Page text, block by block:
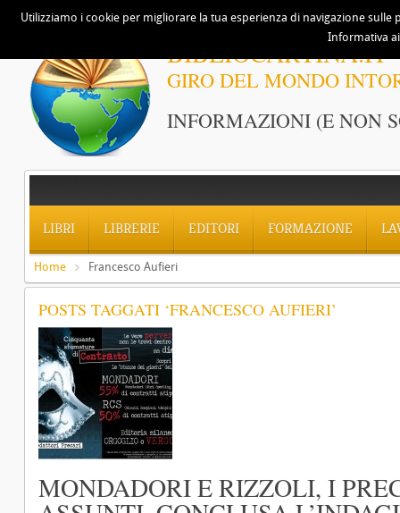
BIBLIOCARTINA.IT
GIRO DEL MONDO
INFORMAZIONI (E NON
LIBRI LIBRERIE EDITORI FORMAZIONE
Home Francesco Aufieri
POSTS TAGGATI ‘FRANCESCO AUFIERI’
MONDADORI E RIZZOLI, I
Utilizziamo i cookie per migliorare la tua esperienza di navigazione
Informativa ai